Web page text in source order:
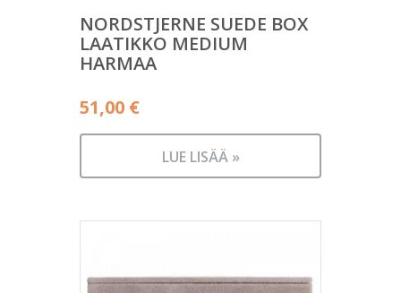
NORDSTJERNE SUEDE BOX
LAATIKKO MEDIUM
HARMAA
51,00 €
LUE LISÄÄ »